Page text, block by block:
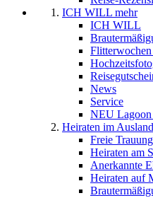
ICH WILL mehr
ICH WILL
News
Service
NEU Lagoon
Heiraten im Ausland
Freie
Heiraten am
Anerkannte
Heiraten auf